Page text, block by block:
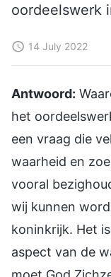
oordeelswerk
14 July 2022
Antwoord:
het
een vraag die
waarheid en
vooral
wij kunnen
koninkrijk. Het
aspect van de